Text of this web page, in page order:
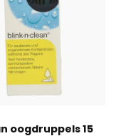
oogdruppels 15